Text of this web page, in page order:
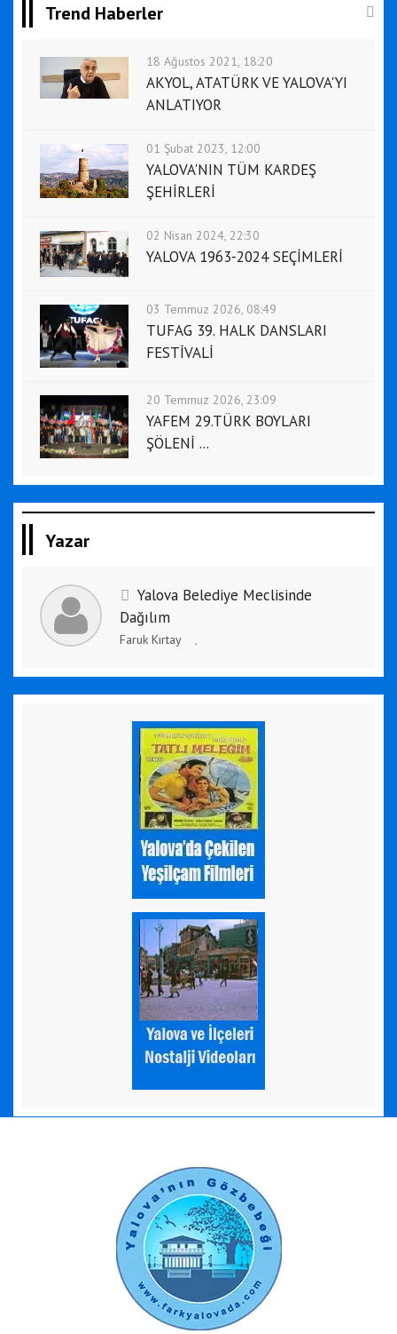
Trend Haberler
18 Ağustos 2021, 18:20
AKYOL, ATATÜRK VE YALOVA'YI
ANLATIYOR
01 Şubat 2023, 12:00
YALOVA'NIN TÜM KARDEŞ
ŞEHİRLERİ
02 Nisan 2024, 22:30
YALOVA 1963-2024 SEÇİMLERİ
03 Temmuz 2026, 08:49
TUFAG 39. HALK DANSLARI
FESTİVALİ
20 Temmuz 2026, 23:09
YAFEM 29.TÜRK BOYLARI
ŞÖLENİ ...
Yazar
Yalova Belediye Meclisinde
Dağılım
Faruk Kırtay ,